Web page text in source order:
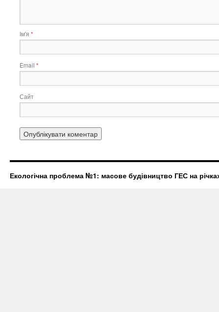
Ім'я *
Email *
Сайт
Екологічна проблема №1: масове будівництво ГЕС на